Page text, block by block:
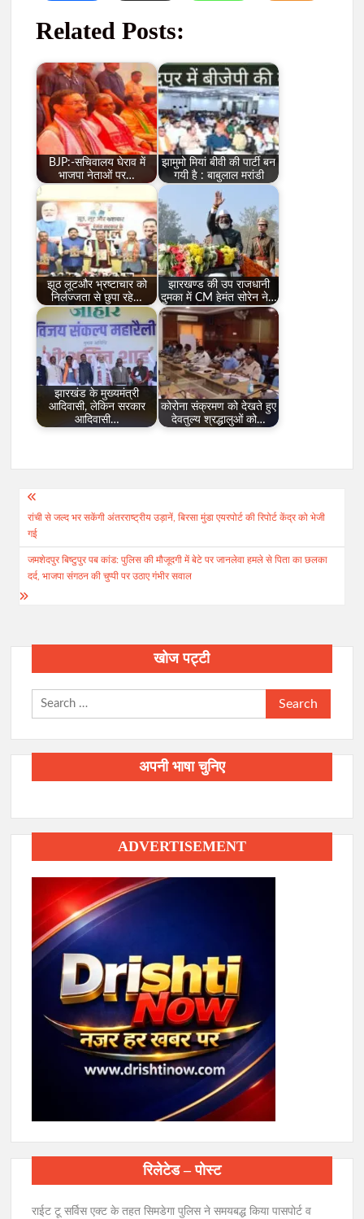
Related Posts:
BJP:-सचिवालय घेराव में
भाजपा नेताओं पर…
झामुमो मियां बीवी की पार्टी बन
गयी है : बाबुलाल मरांडी
झूठ लूटऔर भ्रष्टाचार को
निर्लज्जता से छुपा रहे…
झारखण्ड की उप राजधानी
दुमका में CM हेमंत सोरेन ने…
झारखंड के मुख्यमंत्री
आदिवासी, लेकिन सरकार
आदिवासी…
कोरोना संक्रमण को देखते हुए
देवतुल्य श्रद्धालुओं को…
Post
navigation
रांची से जल्द भर सकेंगी अंतरराष्ट्रीय उड़ानें, बिरसा मुंडा एयरपोर्ट की रिपोर्ट केंद्र को भेजी
गई
जमशेदपुर बिष्टुपुर पब कांड: पुलिस की मौजूदगी में बेटे पर जानलेवा हमले से पिता का छलका
दर्द, भाजपा संगठन की चुप्पी पर उठाए गंभीर सवाल
खोज पट्टी
Search
for:
अपनी भाषा चुनिए
ADVERTISEMENT
रिलेटेड – पोस्ट
राईट टू सर्विस एक्ट के तहत सिमडेगा पुलिस ने समयबद्ध किया पासपोर्ट व